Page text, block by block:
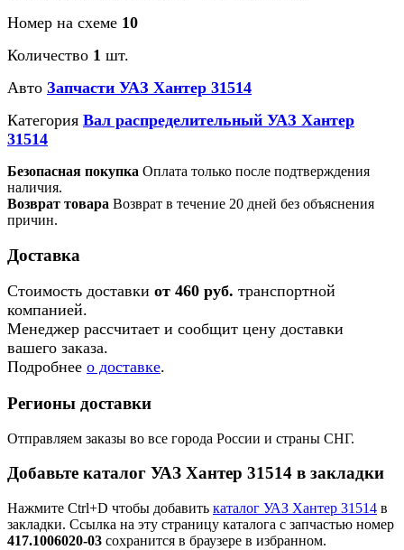
Номер на схеме 10
Количество 1 шт.
Авто Запчасти УАЗ Хантер 31514
Категория Вал распределительный УАЗ Хантер
31514
Безопасная покупка Оплата только после подтверждения
наличия.
Возврат товара Возврат в течение 20 дней без объяснения
причин.
Доставка
Стоимость доставки от 460 руб. транспортной
компанией.
Менеджер рассчитает и сообщит цену доставки
вашего заказа.
Подробнее о доставке.
Регионы доставки
Отправляем заказы во все города России и страны СНГ.
Добавьте каталог УАЗ Хантер 31514 в закладки
Нажмите Ctrl+D чтобы добавить каталог УАЗ Хантер 31514 в
закладки. Ссылка на эту страницу каталога с запчастью номер
417.1006020-03 сохранится в браузере в избранном.